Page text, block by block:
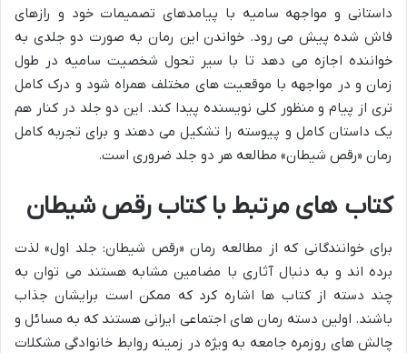
داستانی و مواجهه سامیه با پیامدهای تصمیمات خود و رازهای
فاش شده پیش می رود. خواندن این رمان به صورت دو جلدی به
خواننده اجازه می دهد تا با سیر تحول شخصیت سامیه در طول
زمان و در مواجهه با موقعیت های مختلف همراه شود و درک کامل
تری از پیام و منظور کلی نویسنده پیدا کند. این دو جلد در کنار هم
یک داستان کامل و پیوسته را تشکیل می دهند و برای تجربه کامل
رمان «رقص شیطان» مطالعه هر دو جلد ضروری است.
کتاب های مرتبط با کتاب رقص شیطان
برای خوانندگانی که از مطالعه رمان «رقص شیطان: جلد اول» لذت
برده اند و به دنبال آثاری با مضامین مشابه هستند می توان به
چند دسته از کتاب ها اشاره کرد که ممکن است برایشان جذاب
باشند. اولین دسته رمان های اجتماعی ایرانی هستند که به مسائل و
چالش های روزمره جامعه به ویژه در زمینه روابط خانوادگی مشکلات